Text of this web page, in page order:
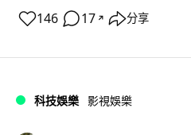
146 17 ↗ 分享
科技娛樂 影視娛樂